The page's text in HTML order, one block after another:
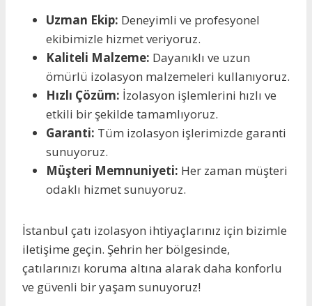
Uzman Ekip: Deneyimli ve profesyonel
ekibimizle hizmet veriyoruz.
Kaliteli Malzeme: Dayanıklı ve uzun
ömürlü izolasyon malzemeleri kullanıyoruz.
Hızlı Çözüm: İzolasyon işlemlerini hızlı ve
etkili bir şekilde tamamlıyoruz.
Garanti: Tüm izolasyon işlerimizde garanti
sunuyoruz.
Müşteri Memnuniyeti: Her zaman müşteri
odaklı hizmet sunuyoruz.
İstanbul çatı izolasyon ihtiyaçlarınız için bizimle
iletişime geçin. Şehrin her bölgesinde,
çatılarınızı koruma altına alarak daha konforlu
ve güvenli bir yaşam sunuyoruz!